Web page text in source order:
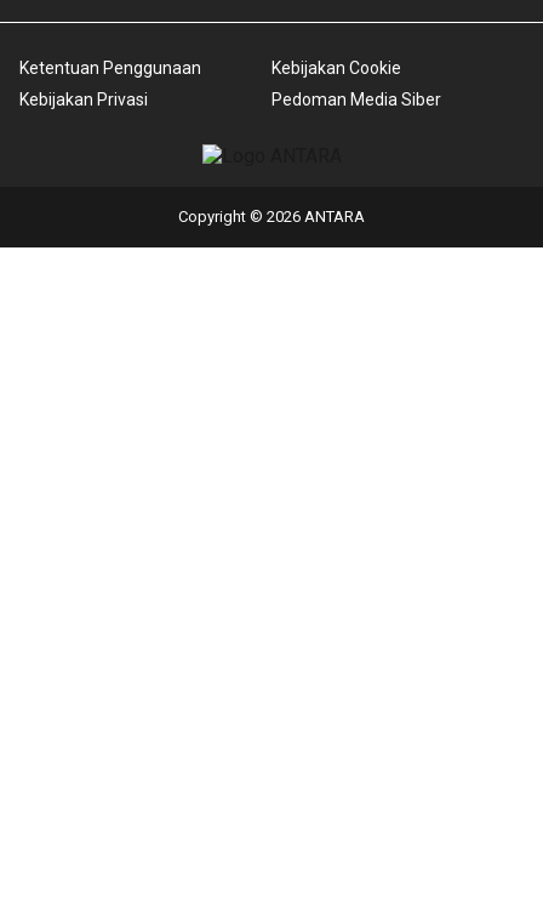
Ketentuan Penggunaan
Kebijakan Privasi
Kebijakan Cookie
Pedoman Media Siber
Copyright © 2026 ANTARA